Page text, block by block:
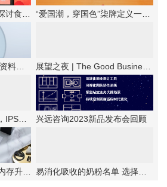
兴远咨询2023新品发布会回顾